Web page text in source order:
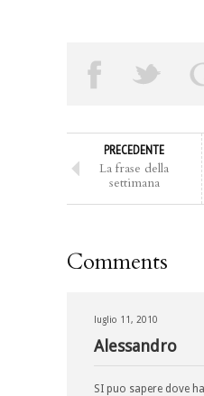
PRECEDENTE
La frase della
settimana
Comments
luglio 11, 2010
Alessandro
SI puo sapere dove